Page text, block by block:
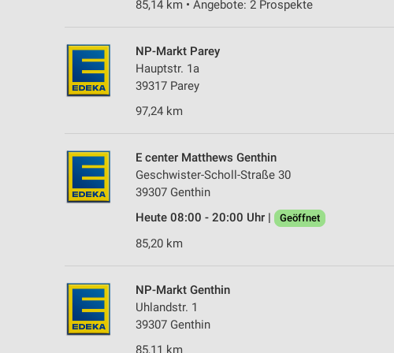
85,14 km • Angebote: 2 Prospekte
NP-Markt Parey
Hauptstr. 1a
39317 Parey
97,24 km
E center Matthews Genthin
Geschwister-Scholl-Straße 30
39307 Genthin
Heute 08:00 - 20:00 Uhr |
Geöffnet
85,20 km
NP-Markt Genthin
Uhlandstr. 1
39307 Genthin
85,11 km